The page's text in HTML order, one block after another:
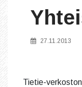
27.11.2013
Tietie-